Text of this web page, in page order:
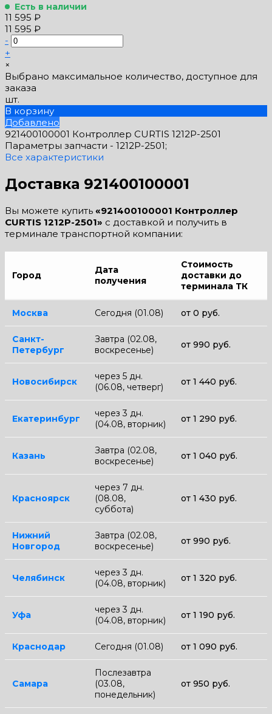
Есть в наличии
11 595 ₽
11 595 ₽
-
+
×
Выбрано максимальное количество, доступное для
заказа
шт.
В корзину
Добавлено
921400100001 Контроллер CURTIS 1212P-2501
Параметры запчасти - 1212P-2501;
Все характеристики
Доставка 921400100001
Вы можете купить «921400100001 Контроллер
CURTIS 1212P-2501» с доставкой и получить в
терминале транспортной компании:
Город
Дата
получения
Стоимость
доставки до
терминала ТК
Москва Сегодня (01.08) от 0 руб.
Санкт-
Петербург
Завтра (02.08,
воскресенье)
от 990 руб.
Новосибирск
через 5 дн.
(06.08, четверг)
от 1 440 руб.
Екатеринбург
через 3 дн.
(04.08, вторник)
от 1 290 руб.
Казань
Завтра (02.08,
воскресенье)
от 1 040 руб.
Красноярск
через 7 дн.
(08.08,
суббота)
от 1 430 руб.
Нижний
Новгород
Завтра (02.08,
воскресенье)
от 990 руб.
Челябинск
через 3 дн.
(04.08, вторник)
от 1 320 руб.
Уфа
через 3 дн.
(04.08, вторник)
от 1 190 руб.
Краснодар Сегодня (01.08) от 1 090 руб.
Самара
Послезавтра
(03.08,
понедельник)
от 950 руб.